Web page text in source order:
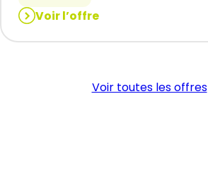
Voir l’offre
:
CARISTE
Voir toutes les offres